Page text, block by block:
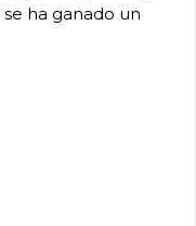
se ha ganado un